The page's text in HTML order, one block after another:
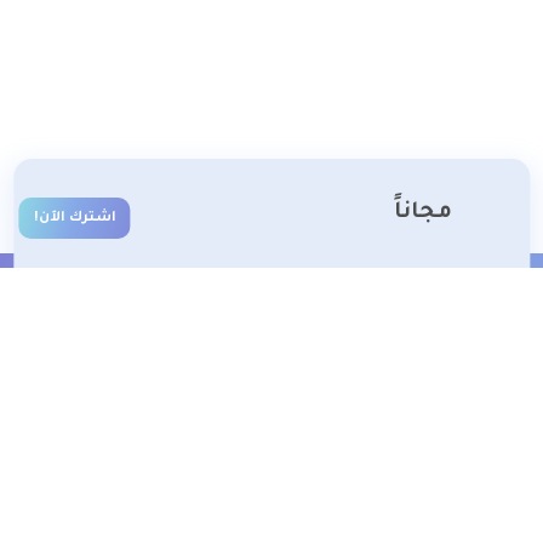
مجاناً اشترك الآن!